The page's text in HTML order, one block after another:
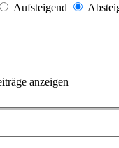
Aufsteigend
anzeigen